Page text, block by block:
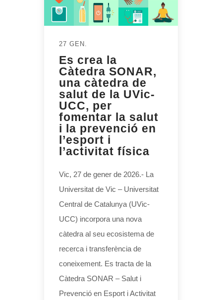
27 GEN.
Es crea la
Càtedra SONAR,
una càtedra de
salut de la UVic-
UCC, per
fomentar la salut
i la prevenció en
l’esport i
l’activitat física
Vic, 27 de gener de 2026.- La
Universitat de Vic – Universitat
Central de Catalunya (UVic-
UCC) incorpora una nova
càtedra al seu ecosistema de
recerca i transferència de
coneixement. Es tracta de la
Càtedra SONAR – Salut i
Prevenció en Esport i Activitat